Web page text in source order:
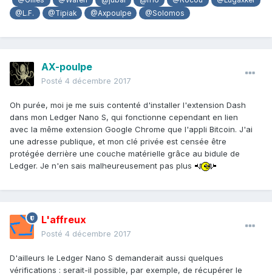
@L.F.
@Tipiak @Axpoulpe @Solomos
AX-poulpe
Posté 4 décembre 2017
Oh purée, moi je me suis contenté d'installer l'extension Dash
dans mon Ledger Nano S, qui fonctionne cependant en lien
avec la même extension Google Chrome que l'appli Bitcoin. J'ai
une adresse publique, et mon clé privée est censée être
protégée derrière une couche matérielle grâce au bidule de
Ledger. Je n'en sais malheureusement pas plus
L'affreux
Posté 4 décembre 2017
D'ailleurs le Ledger Nano S demanderait aussi quelques
vérifications : serait-il possible, par exemple, de récupérer le